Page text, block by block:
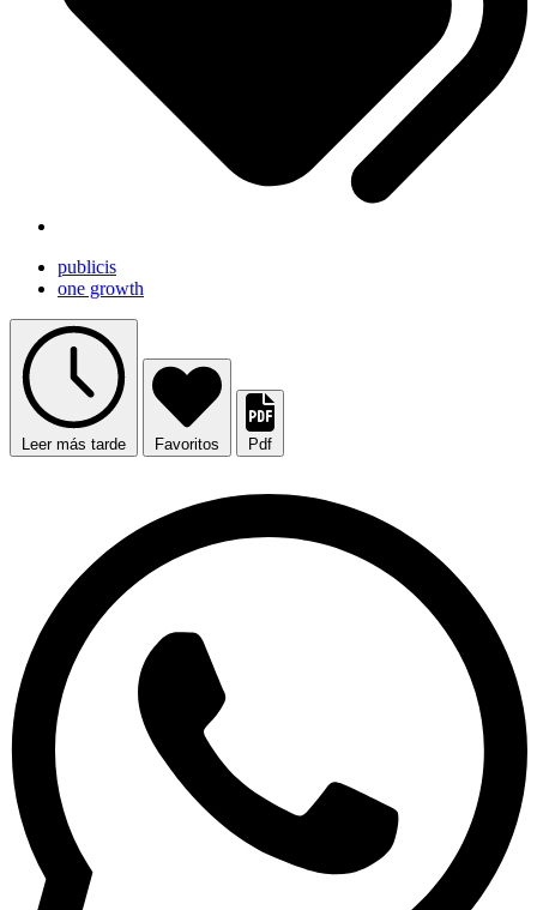
publicis
one growth
Leer más tarde Favoritos Pdf